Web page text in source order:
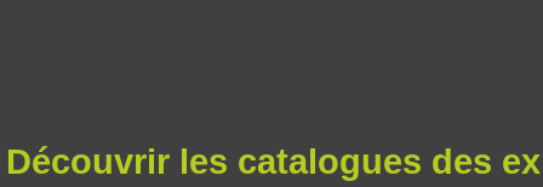
Découvrir les catalogues des